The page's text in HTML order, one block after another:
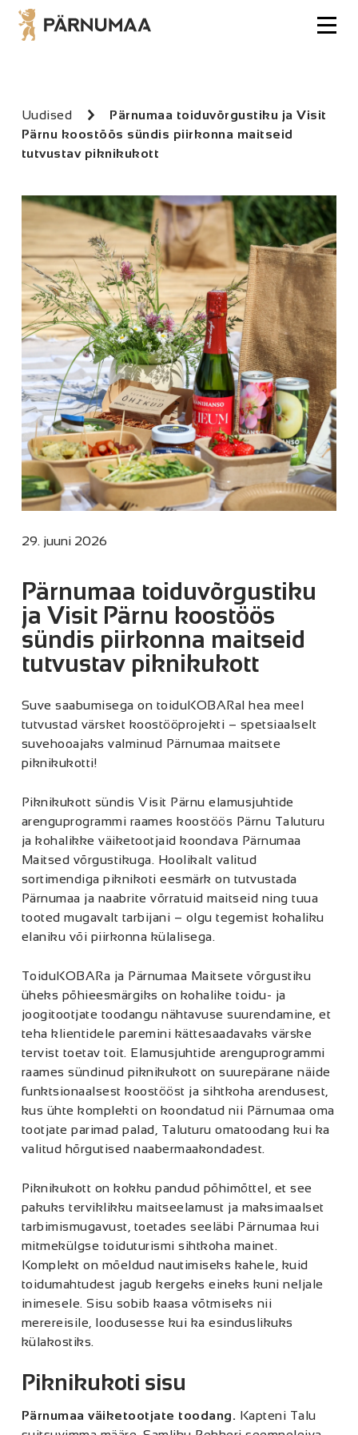
Uudised
Pärnumaa toiduvõrgustiku ja Visit
Pärnu koostöös sündis piirkonna maitseid
tutvustav piknikukott
Pärnumaa toiduvõrgustiku
ja Visit Pärnu koostöös
sündis piirkonna maitseid
tutvustav piknikukott
Suve saabumisega on toiduKOBARal hea meel
tutvustad värsket koostööprojekti – spetsiaalselt
suvehooajaks valminud Pärnumaa maitsete
piknikukotti!
Piknikukott sündis Visit Pärnu elamusjuhtide
arenguprogrammi raames koostöös Pärnu Taluturu
ja kohalikke väiketootjaid koondava Pärnumaa
Maitsed võrgustikuga. Hoolikalt valitud
sortimendiga piknikoti eesmärk on tutvustada
Pärnumaa ja naabrite võrratuid maitseid ning tuua
tooted mugavalt tarbijani – olgu tegemist kohaliku
elaniku või piirkonna külalisega.
ToiduKOBARa ja Pärnumaa Maitsete võrgustiku
üheks põhieesmärgiks on kohalike toidu- ja
joogitootjate toodangu nähtavuse suurendamine, et
teha klientidele paremini kättesaadavaks värske
tervist toetav toit. Elamusjuhtide arenguprogrammi
raames sündinud piknikukott on suurepärane näide
funktsionaalsest koostööst ja sihtkoha arendusest,
kus ühte komplekti on koondatud nii Pärnumaa oma
tootjate parimad palad, Taluturu omatoodang kui ka
valitud hõrgutised naabermaakondadest.
Piknikukott on kokku pandud põhimõttel, et see
pakuks terviklikku maitseelamust ja maksimaalset
tarbimismugavust, toetades seeläbi Pärnumaa kui
mitmekülgse toiduturismi sihtkoha mainet.
Komplekt on mõeldud nautimiseks kahele, kuid
toidumahtudest jagub kergeks eineks kuni neljale
inimesele. Sisu sobib kaasa võtmiseks nii
merereisile, loodusesse kui ka esinduslikuks
külakostiks.
Piknikukoti sisu
Pärnumaa väiketootjate toodang. Kapteni Talu
29. juuni 2026